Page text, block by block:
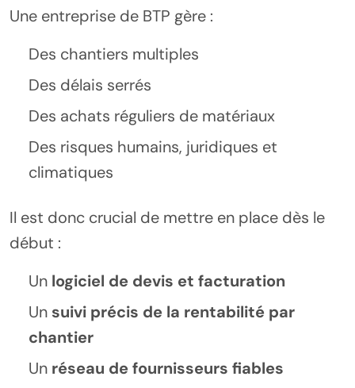
Une entreprise de BTP gère :
Des chantiers multiples
Des délais serrés
Des achats réguliers de matériaux
Des risques humains, juridiques et
climatiques
Il est donc crucial de mettre en place dès le
début :
Un logiciel de devis et facturation
Un suivi précis de la rentabilité par
chantier
Un réseau de fournisseurs fiables